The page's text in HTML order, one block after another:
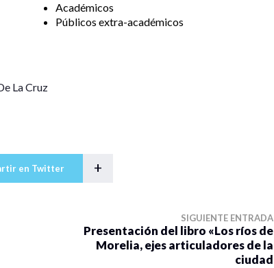
Académicos
Públicos extra-académicos
La Cruz
en Twitter +
SIGUIENTE ENTRADA
Presentación del libro «Los ríos de
Morelia, ejes articuladores de la
ciudad